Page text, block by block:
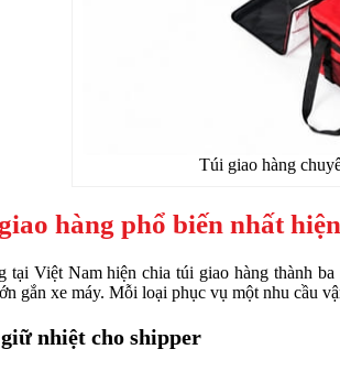
Túi giao hàng
hàng phổ biến nhất
tại Việt Nam hiện chia túi giao hàng thành
gắn xe máy. Mỗi loại phục vụ một nhu cầu
nhiệt cho shipper